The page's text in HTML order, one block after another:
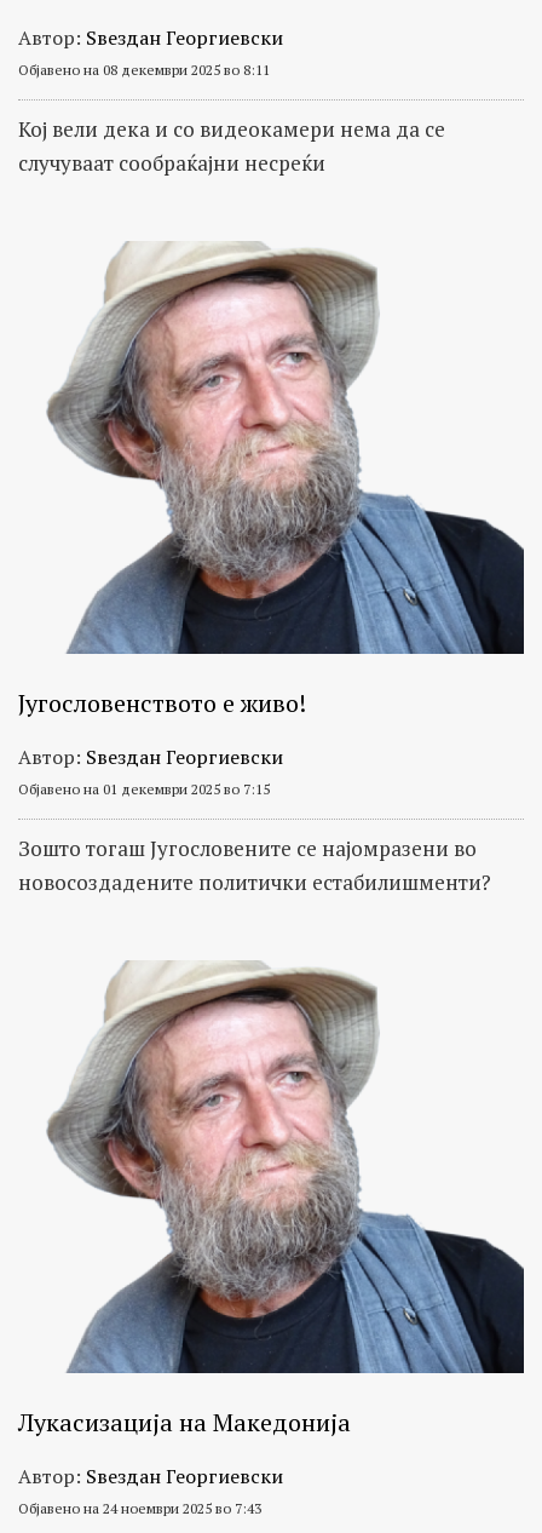
Автор: Ѕвездан Георгиевски
Објавено на 08 декември 2025 во 8:11
Кој вели дека и со видеокамери нема да се
случуваат сообраќајни несреќи
Југословенството е живо!
Автор: Ѕвездан Георгиевски
Објавено на 01 декември 2025 во 7:15
Зошто тогаш Југословените се најомразени во
новосоздадените политички естабилишменти?
Лукасизација на Македонија
Автор: Ѕвездан Георгиевски
Објавено на 24 ноември 2025 во 7:43